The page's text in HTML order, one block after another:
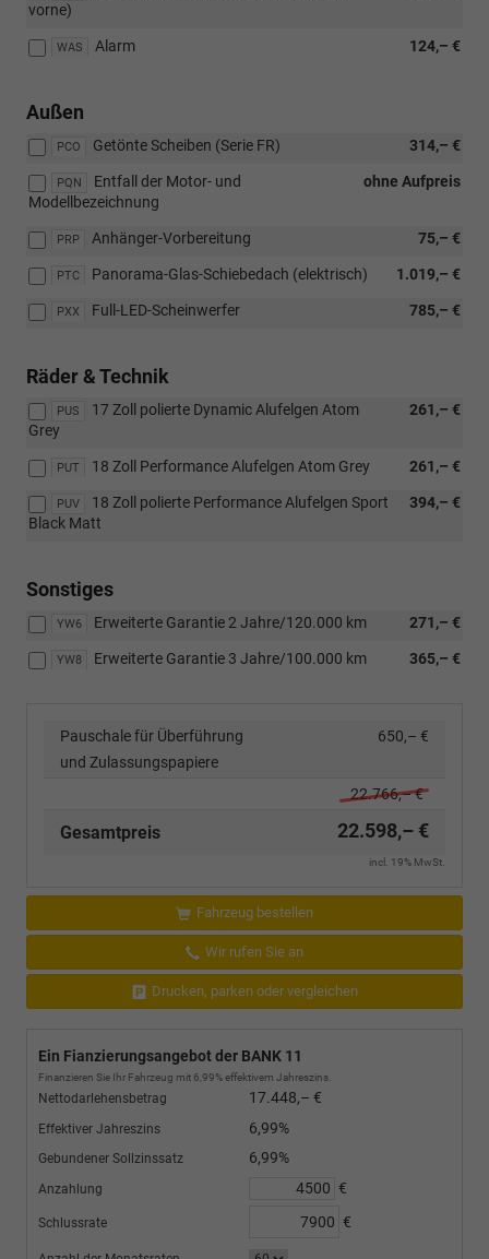
vorne)
WAS 124,– €
Alarm
Außen
PCO 314,– €
Getönte Scheiben (Serie FR)
PQN ohne Aufpreis
Entfall der Motor- und
Modellbezeichnung
PRP 75,– €
Anhänger-Vorbereitung
PTC 1.019,– €
Panorama-Glas-Schiebedach (elektrisch)
PXX 785,– €
Full-LED-Scheinwerfer
Räder & Technik
PUS 261,– €
17 Zoll polierte Dynamic Alufelgen Atom
Grey
PUT 261,– €
18 Zoll Performance Alufelgen Atom Grey
PUV 394,– €
18 Zoll polierte Performance Alufelgen Sport
Black Matt
Sonstiges
YW6 271,– €
Erweiterte Garantie 2 Jahre/120.000 km
YW8 365,– €
Erweiterte Garantie 3 Jahre/100.000 km
Pauschale für Überführung
und Zulassungspapiere
650,– €
22.766,– €
Gesamtpreis 22.598,– €
incl. 19% MwSt.
Fahrzeug bestellen
Wir rufen Sie an
Drucken, parken oder vergleichen
Ein Fianzierungsangebot der BANK 11
Finanzieren Sie Ihr Fahrzeug mit 6,99% effektivem Jahreszins.
Nettodarlehensbetrag 17.448,– €
Effektiver Jahreszins 6,99%
Gebundener Sollzinssatz 6,99%
Anzahlung €
Schlussrate €